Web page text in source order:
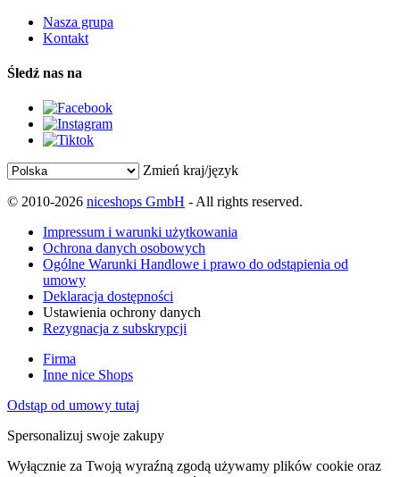
Nasza grupa
Kontakt
Śledź nas na
Zmień kraj/język
© 2010-2026 niceshops GmbH - All rights reserved.
Impressum i warunki użytkowania
Ochrona danych osobowych
Ogólne Warunki Handlowe i prawo do odstąpienia od
umowy
Deklaracja dostępności
Ustawienia ochrony danych
Rezygnacja z subskrypcji
Firma
Inne nice Shops
Odstąp od umowy tutaj
Spersonalizuj swoje zakupy
Wyłącznie za Twoją wyraźną zgodą używamy plików cookie oraz